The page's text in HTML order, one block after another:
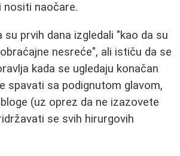
nositi naočare.
su prvih dana izgledali "kao da su
nesreće", ali ističu da se
kada se ugledaju konačan
spavati sa podignutom glavom,
(uz oprez da ne izazovete
se svih hirurgovih